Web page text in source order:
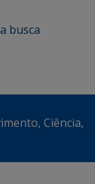
busca
Ciência,